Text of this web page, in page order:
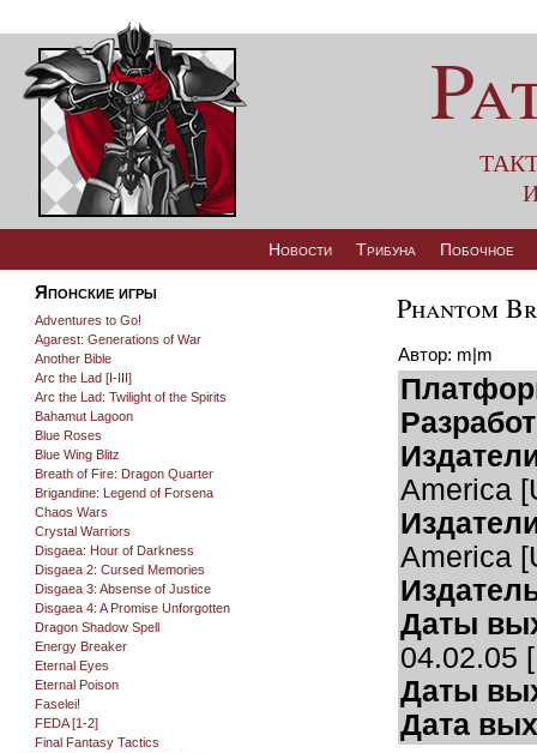
Новости Трибуна Побочное
Японские игры
Adventures to Go!
Agarest: Generations of War
Another Bible
Arc the Lad [I-III]
Arc the Lad: Twilight of the Spirits
Bahamut Lagoon
Blue Roses
Blue Wing Blitz
Breath of Fire: Dragon Quarter
Brigandine: Legend of Forsena
Chaos Wars
Crystal Warriors
Disgaea: Hour of Darkness
Disgaea 2: Cursed Memories
Disgaea 3: Absense of Justice
Disgaea 4: A Promise Unforgotten
Dragon Shadow Spell
Energy Breaker
Eternal Eyes
Eternal Poison
Faselei!
FEDA [1-2]
Final Fantasy Tactics
Phantom
Автор: m|m
America
America
Даты
04.02.05
Даты
Дата